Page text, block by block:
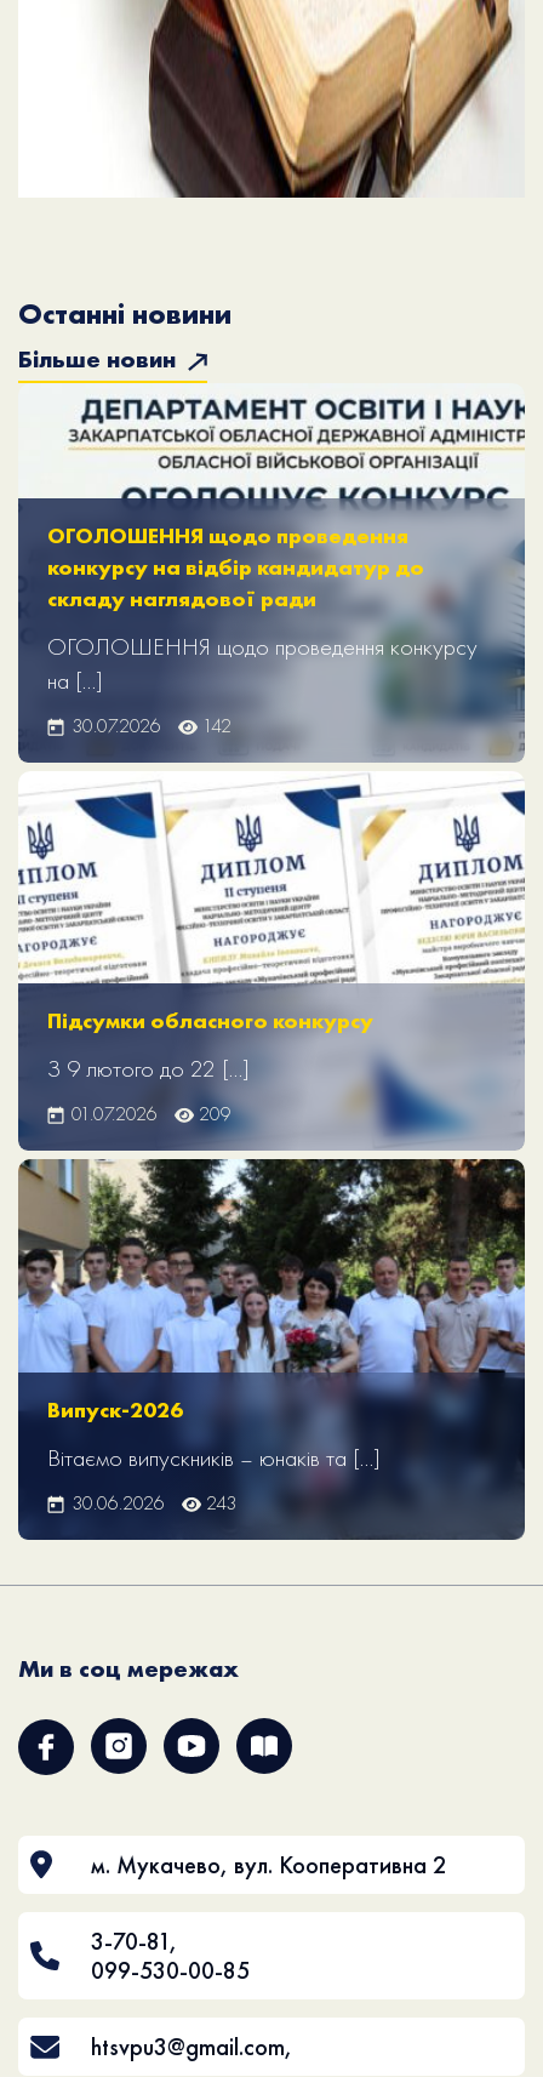
Останні новини
Більше новин
ОГОЛОШЕННЯ щодо проведення
конкурсу на відбір кандидатур до
складу наглядової ради
ОГОЛОШЕННЯ щодо проведення конкурсу
на […]
30.07.2026 142
Підсумки обласного конкурсу
З 9 лютого до 22 […]
01.07.2026 209
Випуск-2026
Вітаємо випускників – юнаків та […]
30.06.2026 243
Ми в соц мережах
м. Мукачево, вул. Кооперативна 2
3-70-81,
099-530-00-85
htsvpu3@gmail.com,